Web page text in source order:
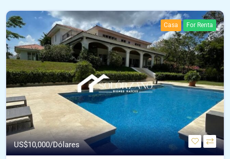
Casa For Renta
US$10,000/Dólares